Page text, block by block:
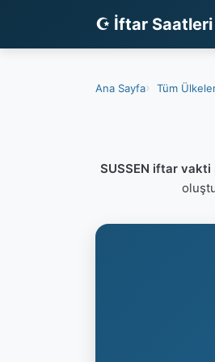
☪ İftar Saatleri
Ana Sayfa Tüm
SUSSEN iftar vakti